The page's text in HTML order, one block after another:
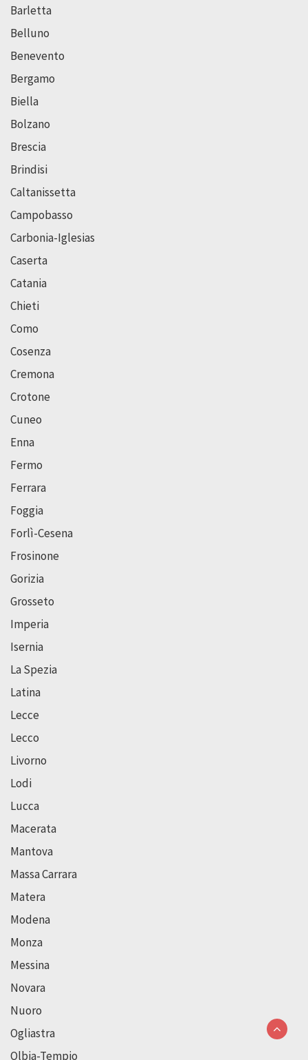
Barletta
Belluno
Benevento
Bergamo
Biella
Bolzano
Brescia
Brindisi
Caltanissetta
Campobasso
Carbonia-Iglesias
Caserta
Catania
Chieti
Como
Cosenza
Cremona
Crotone
Cuneo
Enna
Fermo
Ferrara
Foggia
Forlì-Cesena
Frosinone
Gorizia
Grosseto
Imperia
Isernia
La Spezia
Latina
Lecce
Lecco
Livorno
Lodi
Lucca
Macerata
Mantova
Massa Carrara
Matera
Modena
Monza
Messina
Novara
Nuoro
Ogliastra
Olbia-Tempio